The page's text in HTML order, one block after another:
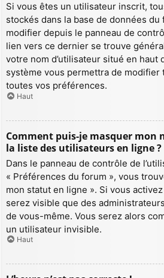
Si vous êtes un utilisateur inscrit,
stockés dans la base de données du
modifier depuis le panneau de
lien vers ce dernier se trouve
votre nom d’utilisateur situé en haut
système vous permettra de modifier
toutes vos préférences.
Haut
Comment puis-je masquer mon
la liste des utilisateurs en ligne ?
Dans le panneau de contrôle de
« Préférences du forum », vous
mon statut en ligne ». Si vous
serez visible que des
de vous-même. Vous serez alors
un utilisateur invisible.
Haut